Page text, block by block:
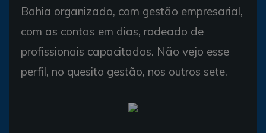
Bahia organizado, com gestão empresarial,
com as contas em dias, rodeado de
profissionais capacitados. Não vejo esse
perfil, no quesito gestão, nos outros sete.